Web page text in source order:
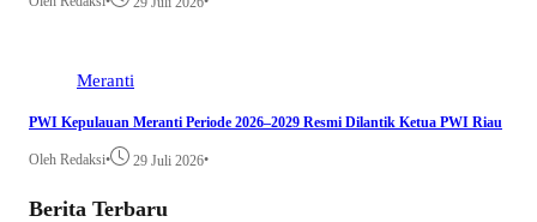
Meranti
PWI Kepulauan Meranti Periode 2026–2029 Resmi Dilantik Ketua PWI Riau
Oleh Redaksi• 29 Juli 2026•
Berita Terbaru